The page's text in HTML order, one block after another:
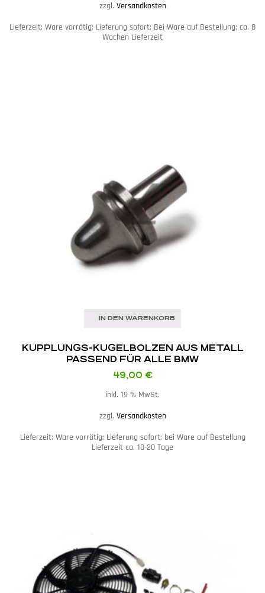
zzgl. Versandkosten
Lieferzeit: Ware vorrätig: Lieferung sofort; Bei Ware auf Bestellung; ca. 8
Wochen Lieferzeit
IN DEN WARENKORB
KUPPLUNGS-KUGELBOLZEN AUS METALL
PASSEND FÜR ALLE BMW
49,00 €
inkl. 19 % MwSt.
zzgl. Versandkosten
Lieferzeit: Ware vorrätig: Lieferung sofort; bei Ware auf Bestellung
Lieferzeit ca. 10-20 Tage